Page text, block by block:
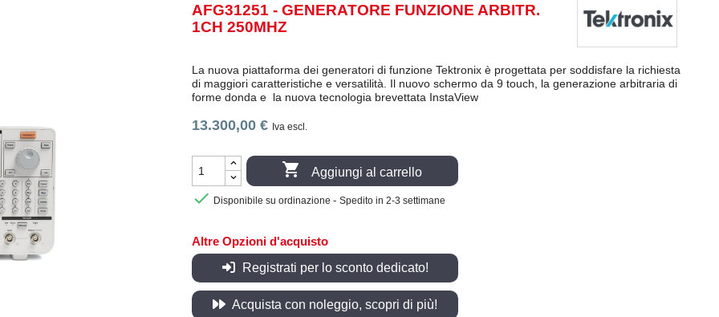
AFG31251 - GENERATORE FUNZIONE ARBITR.
1CH 250MHZ
La nuova piattaforma dei generatori di funzione Tektronix è progettata per soddisfare la richiesta
di maggiori caratteristiche e versatilità. Il nuovo schermo da 9 touch, la generazione arbitraria di
forme donda e la nuova tecnologia brevettata InstaView
13.300,00 € Iva escl.
 Aggiungi al carrello
 Disponibile su ordinazione - Spedito in 2-3 settimane
Altre Opzioni d'acquisto
Registrati per lo sconto dedicato!
Acquista con noleggio, scopri di più!